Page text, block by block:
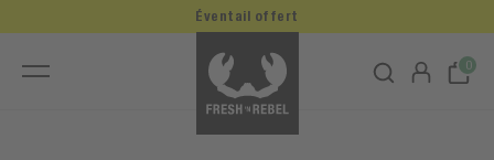
0
Éventail offert